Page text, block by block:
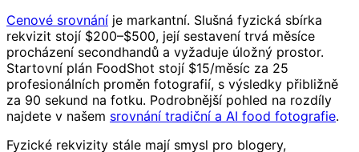
Cenové srovnání je markantní. Slušná fyzická sbírka
rekvizit stojí $200–$500, její sestavení trvá měsíce
procházení secondhandů a vyžaduje úložný prostor.
Startovní plán FoodShot stojí $15/měsíc za 25
profesionálních proměn fotografií, s výsledky přibližně
za 90 sekund na fotku. Podrobnější pohled na rozdíly
najdete v našem srovnání tradiční a AI food fotografie.
Fyzické rekvizity stále mají smysl pro blogery,